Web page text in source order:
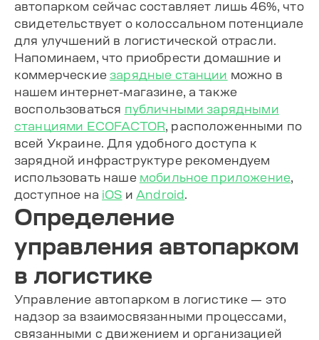
автопарком сейчас составляет лишь 46%, что
свидетельствует о колоссальном потенциале
для улучшений в логистической отрасли.
Напоминаем, что приобрести домашние и
коммерческие зарядные станции можно в
нашем интернет-магазине, а также
воспользоваться публичными зарядными
станциями ECOFACTOR , расположенными по
всей Украине. Для удобного доступа к
зарядной инфраструктуре рекомендуем
использовать наше мобильное приложение
доступное на iOS и Android
Определение
управления автопарком
в логистике
Управление автопарком в логистике — это
надзор за взаимосвязанными процессами,
связанными с движением и организацией